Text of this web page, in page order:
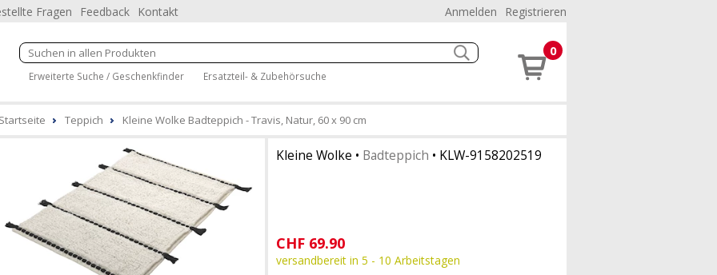
Fragen Feedback Kontakt Anmelden Registrieren
Erweiterte Suche / Geschenkfinder Ersatzteil- & Zubehörsuche
0
Teppich Kleine Wolke Badteppich - Travis, Natur, 60 x 90 cm
Kleine Wolke • Badteppich • KLW-9158202519
CHF 69.90
versandbereit in 5 - 10 Arbeitstagen